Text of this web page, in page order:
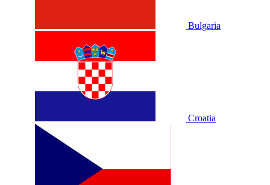
Bulgaria
Croatia